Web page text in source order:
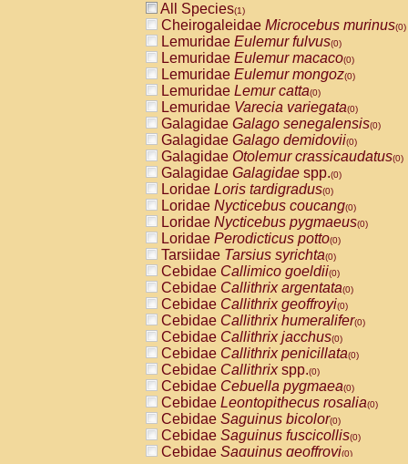
All Species(1)
Cheirogaleidae Microcebus murinus(0)
Lemuridae Eulemur fulvus(0)
Lemuridae Eulemur macaco(0)
Lemuridae Eulemur mongoz(0)
Lemuridae Lemur catta(0)
Lemuridae Varecia variegata(0)
Galagidae Galago senegalensis(0)
Galagidae Galago demidovii(0)
Galagidae Otolemur crassicaudatus(0)
Galagidae Galagidae spp.(0)
Loridae Loris tardigradus(0)
Loridae Nycticebus coucang(0)
Loridae Nycticebus pygmaeus(0)
Loridae Perodicticus potto(0)
Tarsiidae Tarsius syrichta(0)
Cebidae Callimico goeldii(0)
Cebidae Callithrix argentata(0)
Cebidae Callithrix geoffroyi(0)
Cebidae Callithrix humeralifer(0)
Cebidae Callithrix jacchus(0)
Cebidae Callithrix penicillata(0)
Cebidae Callithrixspp.(0)
Cebidae Cebuella pygmaea(0)
Cebidae Leontopithecus rosalia(0)
Cebidae Saguinus bicolor(0)
Cebidae Saguinus fuscicollis(0)
Cebidae Saguinus geoffroyi(0)